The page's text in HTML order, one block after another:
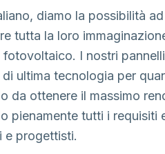
diamo la possibilità
tutta la loro
I nostri
ultima tecnologia per
da ottenere il massimo
pienamente tutti i requisiti
e progettisti.